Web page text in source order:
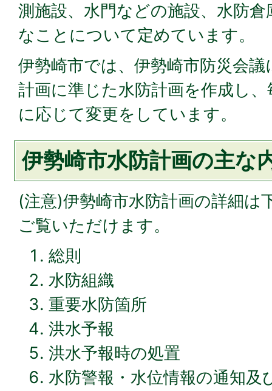
測施設、水門などの施設、水防
なことについて定めています。
伊勢崎市では、伊勢崎市防災会
計画に準じた水防計画を作成し
に応じて変更をしています。
伊勢崎市水防計画の主な
(注意)伊勢崎市水防計画の詳細は
ご覧いただけます。
総則
水防組織
重要水防箇所
洪水予報
洪水予報時の処置
水防警報・水位情報の通知及